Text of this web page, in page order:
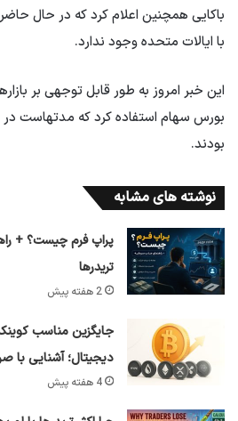
باکایی همچنین اعلام کرد که در حال
با ایالات متحده وجود ندارد.
این خبر امروز به طور قابل توجهی بر
بورس سهام استفاده کرد که مدتهاست در
بودند.
نوشته های مشابه
پراپ فرم چیست؟ +
تریدرها
2 هفته پیش
جایگزین مناسب
دیجیتال؛ آشنایی با
4 هفته پیش